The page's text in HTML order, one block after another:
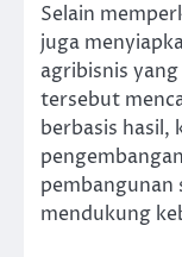
Selain
juga
agribisnis
tersebut
berbasis hasil,
pembangunan
mendukung